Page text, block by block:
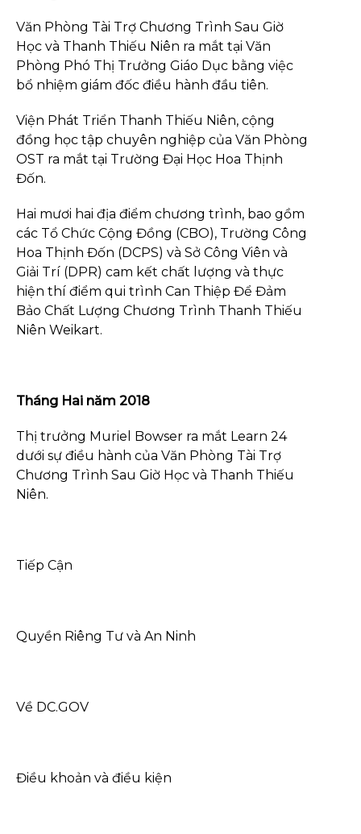
Văn Phòng Tài Trợ Chương Trình Sau Giờ
Học và Thanh Thiếu Niên ra mắt tại Văn
Phòng Phó Thị Trưởng Giáo Dục bằng việc
bổ nhiệm giám đốc điều hành đầu tiên.
Viện Phát Triển Thanh Thiếu Niên, cộng
đồng học tập chuyên nghiệp của Văn Phòng
OST ra mắt tại Trường Đại Học Hoa Thịnh
Đốn.
Hai mươi hai địa điểm chương trình, bao gồm
các Tổ Chức Cộng Đồng (CBO), Trường Công
Hoa Thịnh Đốn (DCPS) và Sở Công Viên và
Giải Trí (DPR) cam kết chất lượng và thực
hiện thí điểm qui trình Can Thiệp Để Đảm
Bảo Chất Lượng Chương Trình Thanh Thiếu
Niên Weikart.
Tháng Hai năm 2018
Thị trưởng Muriel Bowser ra mắt Learn 24
dưới sự điều hành của Văn Phòng Tài Trợ
Chương Trình Sau Giờ Học và Thanh Thiếu
Niên.
Tiếp Cận
Quyền Riêng Tư và An Ninh
Về DC.GOV
Điều khoản và điều kiện